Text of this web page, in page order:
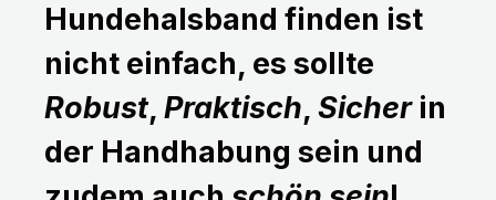
Hundehalsband finden ist
nicht einfach, es sollte
Robust, Praktisch, Sicherin
der Handhabung sein und